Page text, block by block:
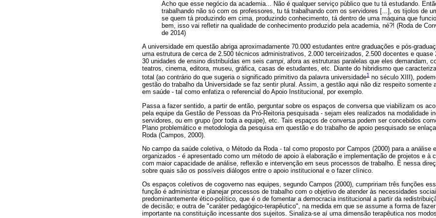
Acho que esse negócio da academia... Não é qualquer serviço público que tu tá estudando.
trabalhando não só com os professores, tu tá trabalhando com os servidores [...], os tijolos de
se quem tá produzindo em cima, produzindo conhecimento, tá dentro de uma máquina que
bem, isso vai refletir na qualidade de conhecimento produzido pela academia, né?! (Roda de
de 2014)
A universidade em questão abriga aproximadamente 70.000 estudantes entre graduações e pós-
uma estrutura de cerca de 2.500 técnicos administrativos, 2.000 terceirizados, 2.500 docentes e
30 unidades de ensino distribuídas em seis campi, afora as estruturas paralelas que eles demandam,
teatros, cinema, editora, museu, gráfica, casas de estudantes, etc. Diante do hibridismo que
total (ao contrário do que sugeria o significado primitivo da palavra universidade1 no século XIII),
gestão do trabalho da Universidade se faz sentir plural. Assim, a gestão aqui não diz respeito somente
em saúde - tal como enfatiza o referencial do Apoio Institucional, por exemplo.
Passa a fazer sentido, a partir de então, perguntar sobre os espaços de conversa que viabilizam os
pela equipe da Gestão de Pessoas da Pró-Reitoria pesquisada - sejam eles realizados na modalidade
servidores, ou em grupo (por toda a equipe), etc. Tais espaços de conversa podem ser concebidos
Plano problemático e metodologia da pesquisa em questão e do trabalho de apoio pesquisado se
Roda (Campos, 2000).
No campo da saúde coletiva, o Método da Roda - tal como proposto por Campos (2000) para a análise
organizados - é apresentado como um método de apoio à elaboração e implementação de projetos e à
com maior capacidade de análise, reflexão e intervenção em seus processos de trabalho. É nessa
sobre quais são os possíveis diálogos entre o apoio institucional e o fazer clínico.
Os espaços coletivos de cogoverno nas equipes, segundo Campos (2000), cumpririam três funções
função é administrar e planejar processos de trabalho com o objetivo de atender às necessidades
predominantemente ético-político, que é o de fomentar a democracia institucional a partir da
de decisão; e outra de "caráter pedagógico-terapêutico", na medida em que se assume a forma de
importante na constituição incessante dos sujeitos. Sinaliza-se aí uma dimensão terapêutica nos